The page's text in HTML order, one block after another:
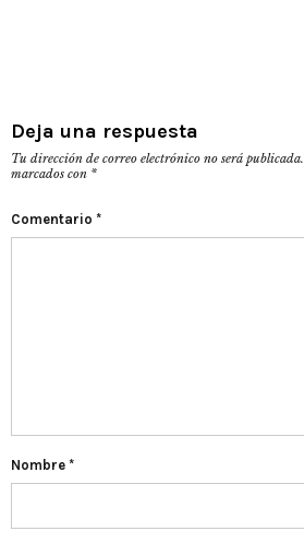
Deja una respuesta
Tu dirección de correo electrónico no será publicada.
marcados con *
Comentario *
Nombre *